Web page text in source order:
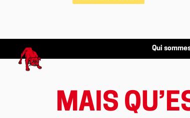
Qui
MAIS